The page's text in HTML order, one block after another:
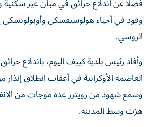
وقود في أحياء هولوسيفسكي وأوبولونسكي
الروسي.
وأفاد رئيس بلدية ⁠كييف اليوم، باندلاع
العاصمة الأوكرانية في ‌أعقاب انطلاق ‌إنذار
وسمع شهود من رويترز عدة ‌موجات ‌من
هزت ‌وسط المدينة.